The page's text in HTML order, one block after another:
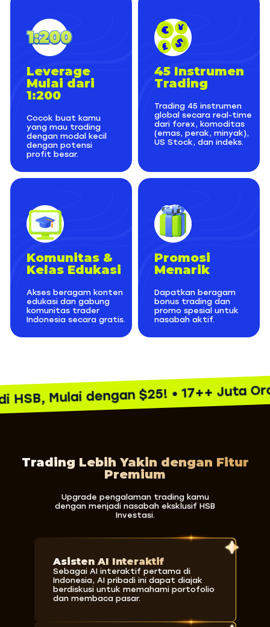
Leverage
Mulai dari
1:200
Cocok buat kamu
yang mau trading
dengan modal kecil
dengan potensi
profit besar.
45 Instrumen
Trading
Trading 45 instrumen
global secara real-time
dari forex, komoditas
(emas, perak, minyak),
US Stock, dan indeks.
Komunitas &
Kelas Edukasi
Akses beragam konten
edukasi dan gabung
komunitas trader
Indonesia secara gratis.
Promosi
Menarik
Dapatkan beragam
bonus trading dan
promo spesial untuk
nasabah aktif.
dengan $25! • 17++ Juta
Trading Lebih Yakin dengan Fitur
Premium
Upgrade pengalaman trading kamu
dengan menjadi nasabah eksklusif HSB
Investasi.
Asisten AI Interaktif
Sebagai AI interaktif pertama di
Indonesia, AI pribadi ini dapat diajak
berdiskusi untuk memahami portofolio
dan membaca pasar.